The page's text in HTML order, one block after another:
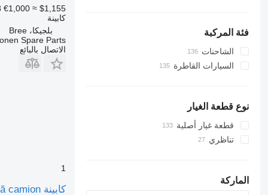
فلاتر مجففة لجهاز التكييف
أجزاء أخرى في مكيف الهواء
فئة المركبة
الشاحنات
السيارات القاطرة
نوع قطعة الغيار
قطعة غيار أصلية
تناظري
الماركة
€1,000 ≈ $1,155
كابينة
بلجيكا، Bree
Spare Parts
الاتصال بالبائع
1
كابينة Cabină camion لـ الشاحنات DAF XF105 Comfort (2001-2014) – Galbenă, utilizată